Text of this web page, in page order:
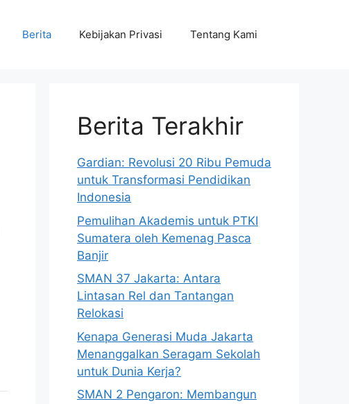
Berita Kebijakan Privasi Tentang Kami
Berita Terakhir
Gardian: Revolusi 20 Ribu Pemuda
untuk Transformasi Pendidikan
Indonesia
Pemulihan Akademis untuk PTKI
Sumatera oleh Kemenag Pasca
Banjir
SMAN 37 Jakarta: Antara
Lintasan Rel dan Tantangan
Relokasi
Kenapa Generasi Muda Jakarta
Menanggalkan Seragam Sekolah
untuk Dunia Kerja?
SMAN 2 Pengaron: Membangun